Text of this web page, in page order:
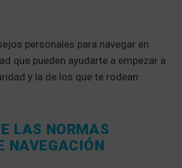
personales para navegar en
que pueden ayudarte a empezar a
y la de los que te rodean:
LAS NORMAS
NAVEGACIÓN